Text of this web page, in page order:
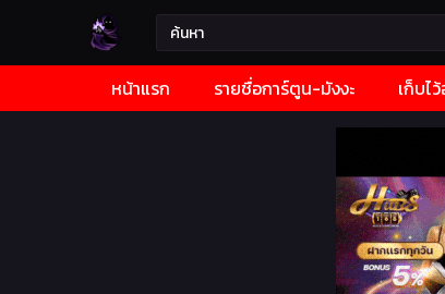
หน้าแรก รายชื่อการ์ตูน-มังงะ เก็บไ